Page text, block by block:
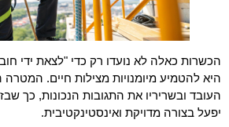
הכשרות כאלה לא נועדו רק כדי "לצאת ידי
היא להטמיע מיומנויות מצילות חיים.
העובד ובשריריו את התגובות הנכונות, כך
יפעל בצורה מדויקת ואינסטינקטיבית.